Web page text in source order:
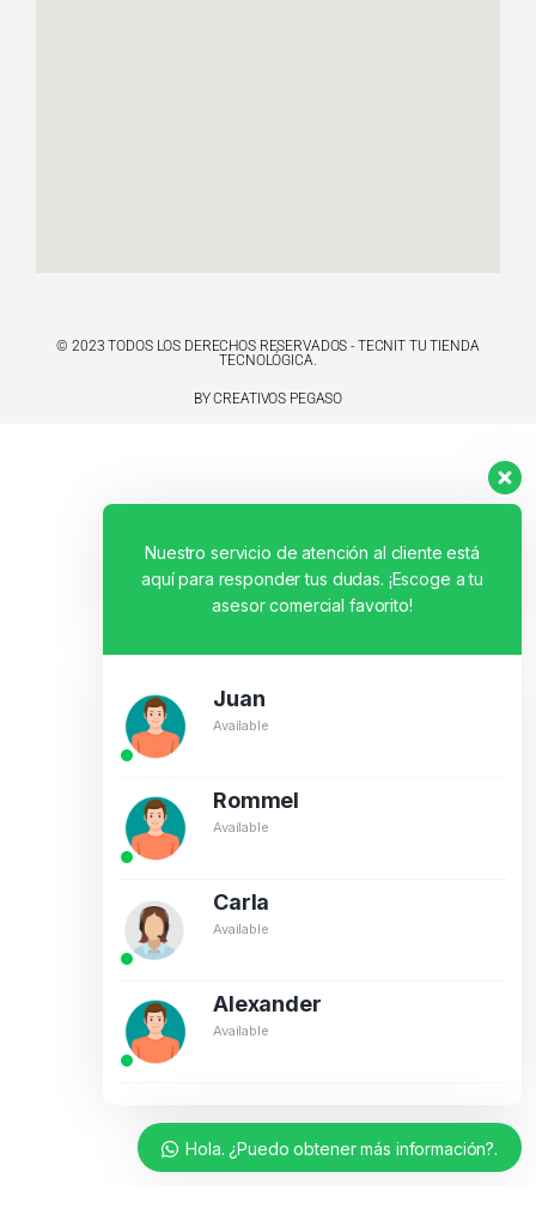
© 2023 TODOS LOS DERECHOS RESERVADOS - TECNIT TU TIENDA
TECNOLÓGICA.
BY CREATIVOS PEGASO
Nuestro servicio de atención al cliente está
aquí para responder tus dudas. ¡Escoge a tu
asesor comercial favorito!
Juan
Available
Rommel
Available
Carla
Available
Alexander
Available
Hola. ¿Puedo obtener más información?.